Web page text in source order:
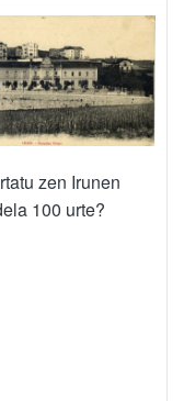
zen Irunen
100 urte?